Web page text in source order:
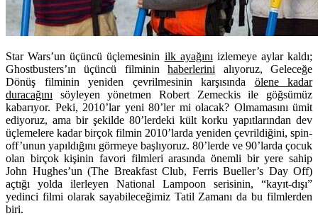
Star Wars’un üçüncü üçlemesinin ilk ayağını izlemeye aylar kaldı;
Ghostbusters’ın üçüncü filmininhaberlerini alıyoruz, Geleceğe
Dönüş filminin yeniden çevrilmesinin karşısında ölene kadar
duracağını söyleyen yönetmen Robert Zemeckis ile göğsümüz
kabarıyor. Peki, 2010’lar yeni 80’ler mi olacak? Olmamasını ümit
ediyoruz, ama bir şekilde 80’lerdeki kült korku yapıtlarından dev
üçlemelere kadar birçok filmin 2010’larda yeniden çevrildiğini, spin-
off’unun yapıldığını görmeye başlıyoruz. 80’lerde ve 90’larda çocuk
olan birçok kişinin favori filmleri arasında önemli bir yere sahip
John Hughes’un (The Breakfast Club, Ferris Bueller’s Day Off)
açtığı yolda ilerleyen National Lampoon serisinin, “kayıt-dışı”
yedinci filmi olarak sayabileceğimiz Tatil Zamanı da bu filmlerden
biri.